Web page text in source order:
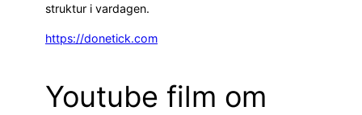
struktur i vardagen.
https://donetick.com
Youtube film om